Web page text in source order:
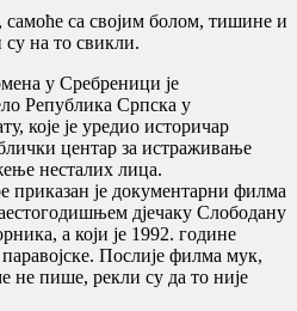
самоће са својим болом, тишине и
на то свикли.
у Сребреници је
Република Српска у
које је уредио историчар
центар за истраживање
несталих лица.
приказан је документарни филма
дјечаку Слободану
а који је 1992. године
Послије филма мук,
не пише, рекли су да то није